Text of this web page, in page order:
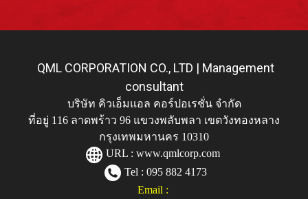
QML CORPORATION CO., LTD | Management
consultant
บริษัท คิวเอ็มแอล คอร์ปอเรชั่น จำกัด
ที่อยู่ 116 ลาดพร้าว 96 แขวงพลับพลา เขตวังทองหลาง
กรุงเทพมหานคร 10310
URL : www.qmlcorp.com
Tel : 095 882 4173
Email :